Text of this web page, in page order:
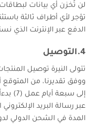
لن تُخزن أي بيانات
تؤجر لأي أطراف ثالثة
الدفع عبر الإنترنت الذي
4.التوصيل
تتولى النيرة توصيل
إلى
عبر رسالة البريد
المدة في الشحن الدولي